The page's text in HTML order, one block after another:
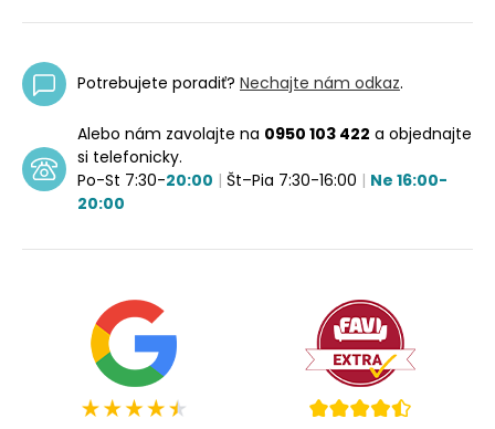
Potrebujete poradiť? Nechajte nám odkaz.
Alebo nám zavolajte na 0950 103 422 a objednajte
si telefonicky.
Po-St 7:30-20:00 | Št–Pia 7:30-16:00 | Ne 16:00-
20:00